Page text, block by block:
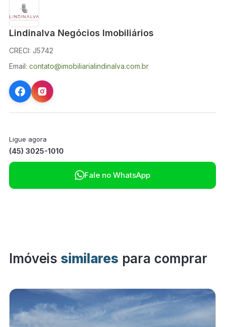
Lindinalva Negócios Imobiliários
CRECI: J5742
Email: contato@imobiliarialindinalva.com.br
Ligue agora
(45) 3025-1010
Fale no WhatsApp
Imóveis similares para comprar